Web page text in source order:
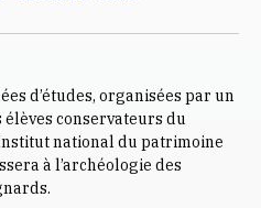
d’études, organisées par un
élèves conservateurs du
national du patrimoine
à l’archéologie des